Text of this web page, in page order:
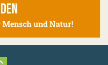
Mensch und Natur!